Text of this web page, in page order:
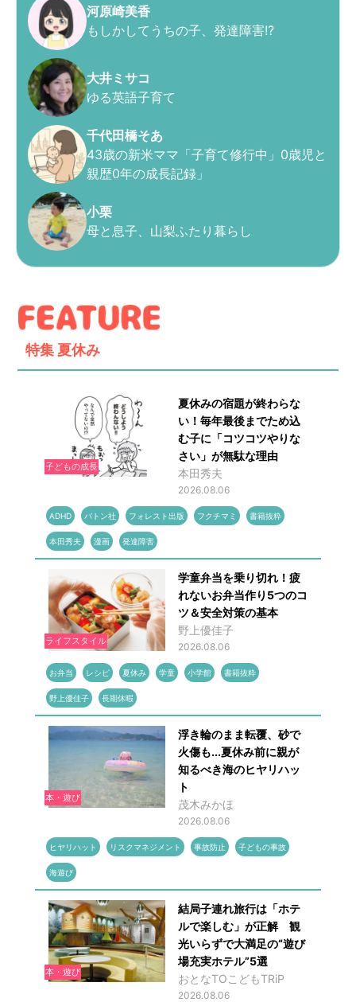
河原崎美香
もしかしてうちの子、発達障害!?
大井ミサコ
ゆる英語子育て
千代田橋そあ
43歳の新米ママ「子育て修行中」0歳児と
親歴0年の成長記録」
小栗
母と息子、山梨ふたり暮らし
特集 夏休み
子どもの成長
夏休みの宿題が終わらな
い！毎年最後までため込
む子に「コツコツやりな
さい」が無駄な理由
本田秀夫
2026.08.06
ADHD バトン社 フォレスト出版 フクチマミ 書籍抜粋
本田秀夫 漫画 発達障害
ライフスタイル
学童弁当を乗り切れ！疲
れないお弁当作り5つのコ
ツ＆安全対策の基本
野上優佳子
2026.08.06
お弁当 レシピ 夏休み 学童 小学館 書籍抜粋
野上優佳子 長期休暇
本・遊び
浮き輪のまま転覆、砂で
火傷も...夏休み前に親が
知るべき海のヒヤリハッ
ト
茂木みかほ
2026.08.06
ヒヤリハット リスクマネジメント 事故防止 子どもの事故
海遊び
本・遊び
結局子連れ旅行は「ホテ
ルで楽しむ」が正解 観
光いらずで大満足の“遊び
場充実ホテル”5選
おとなTOこどもTRiP
2026.08.06